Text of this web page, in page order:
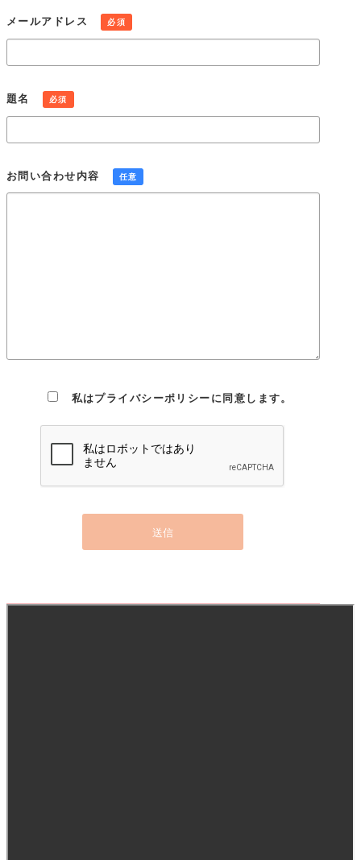
当社は、本人が個人情報について、開示・訂正・利用停止・消
去などを求める権利を有していることを認識し、個人情報相談
窓口を設置して、これらの要求ある場合には、法令にしたがっ
当社は、業務上使用する個人情報について適正な管理を実施す
るとともに、業務上の個人情報の適正な取り扱いを実現するた
当社は、この個人情報保護方針を実行するため、個人情報保護
社内ルールを策定し、これを研修・教育を通じて社内に周知徹
メールアドレス 必須
題名 必須
お問い合わせ内容 任意
私はプライバシーポリシーに同意します。